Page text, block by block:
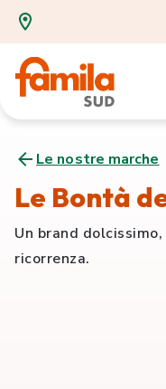
Le nostre marche
Le Bontà
Un brand
ricorrenza.